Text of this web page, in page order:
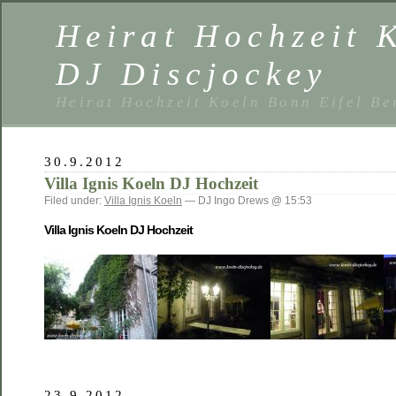
Heirat Hochzeit
DJ Discjockey
Heirat Hochzeit Koeln Bonn Eifel
30.9.2012
Villa Ignis Koeln DJ Hochzeit
Filed under: Villa Ignis Koeln — DJ Ingo Drews @ 15:53
Villa Ignis Koeln DJ Hochzeit